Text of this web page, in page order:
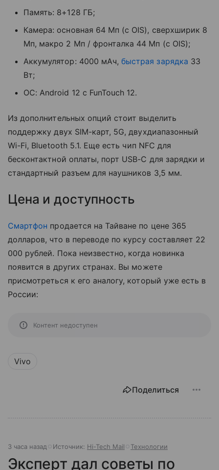
Память: 8+128 ГБ;
Камера: основная 64 Мп (с OIS), сверхширик 8
Мп, макро 2 Мп / фронталка 44 Мп (с OIS);
Аккумулятор: 4000 мАч,быстрая зарядка 33
Вт;
ОС: Android 12 с FunTouch 12.
Из дополнительных опций стоит выделить
поддержку двух SIM-карт, 5G, двухдиапазонный
Wi-Fi, Bluetooth 5.1. Еще есть чип NFC для
бесконтактной оплаты, порт USB-C для зарядки и
стандартный разъем для наушников 3,5 мм.
Цена и доступность
Смартфон продается на Тайване по цене 365
долларов, что в переводе по курсу составляет 22
000 рублей. Пока неизвестно, когда новинка
появится в других странах. Вы можете
присмотреться к его аналогу, который уже есть в
России:
Контент недоступен
Vivo
Поделиться
3 часа назад Источник: Hi-Tech Mail Технологии
Эксперт дал советы по